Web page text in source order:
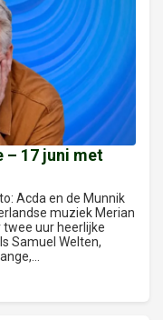
– 17 juni met
Acda en de Munnik
muziek Merian
uur heerlijke
Samuel Welten,